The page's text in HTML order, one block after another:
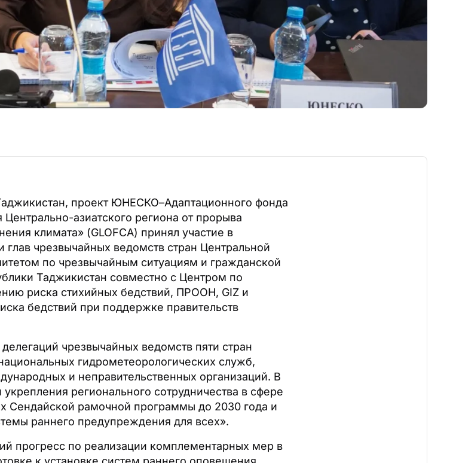
проект ЮНЕСКО–Адаптационного фонда
азиатского региона от прорыва
климата» (GLOFCA) принял участие в
чрезвычайных ведомств стран Центральной
по чрезвычайным ситуациям и гражданской
Таджикистан совместно с Центром по
риска стихийных бедствий, ПРООН, GIZ и
бедствий при поддержке правительств
чрезвычайных ведомств пяти стран
гидрометеорологических служб,
и неправительственных организаций. В
регионального сотрудничества в сфере
Сендайской рамочной программы до 2030 года и
раннего предупреждения для всех».
прогресс по реализации комплементарных мер в